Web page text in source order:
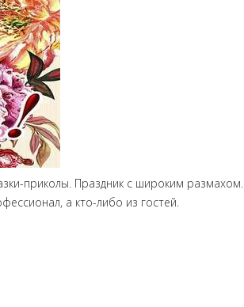
приколы. Праздник с широким размахом.
а кто-либо из гостей.